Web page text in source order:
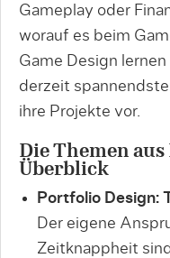
Gameplay oder
worauf es beim
Game Design
derzeit
ihre Projekte vor.
Die Themen
Überblick
Portfolio Design:
Der eigene
Zeitknappheit